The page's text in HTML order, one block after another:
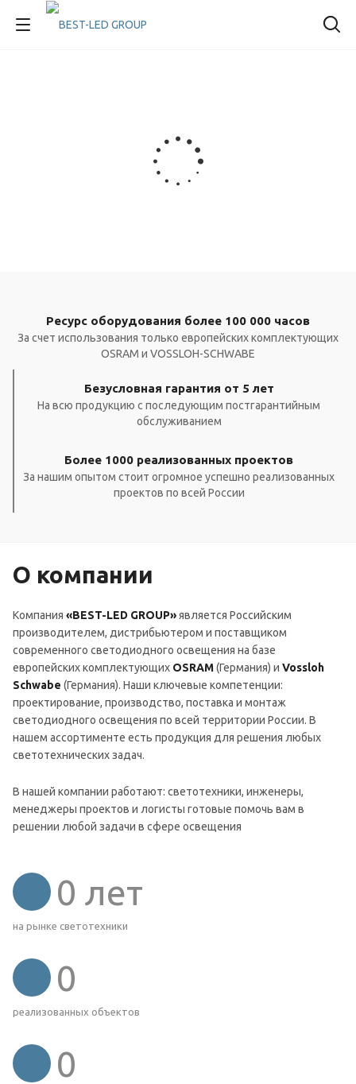
Ресурс оборудования более 100 000 часов
За счет использования только европейских комплектующих
OSRAM и VOSSLOH-SCHWABE
Безусловная гарантия от 5 лет
На всю продукцию с последующим постгарантийным
обслуживанием
Более 1000 реализованных проектов
За нашим опытом стоит огромное успешно реализованных
проектов по всей России
О компании
Компания «BEST-LED GROUP»является Российским
производителем, дистрибьютером и поставщиком
современного светодиодного освещения на базе
европейских комплектующих OSRAM(Германия) и Vossloh
Schwabe (Германия). Наши ключевые компетенции:
проектирование, производство, поставка и монтаж
светодиодного освещения по всей территории России. В
нашем ассортименте есть продукция для решения любых
светотехнических задач.
В нашей компании работают: светотехники, инженеры,
менеджеры проектов и логисты готовые помочь вам в
решении любой задачи в сфере освещения
0 лет
на рынке светотехники
0
реализованных объектов
0